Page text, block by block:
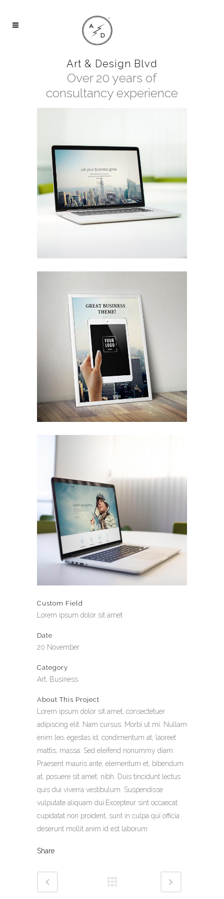
Art & Design Blvd
Over 20 years of
consultancy experience
Custom Field
Lorem ipsum dolor sit amet
Date
20 November
Category
Art, Business
About This Project
Lorem ipsum dolor sit amet, consectetuer
adipiscing elit. Nam cursus. Morbi ut mi. Nullam
enim leo, egestas id, condimentum at, laoreet
mattis, massa. Sed eleifend nonummy diam.
Praesent mauris ante, elementum et, bibendum
at, posuere sit amet, nibh. Duis tincidunt lectus
quis dui viverra vestibulum. Suspendisse
vulputate aliquam dui.Excepteur sint occaecat
cupidatat non proident, sunt in culpa qui officia
deserunt mollit anim id est laborum
Share